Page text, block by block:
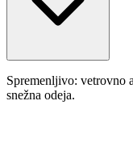
Spremenljivo: vetrovno
snežna odeja.